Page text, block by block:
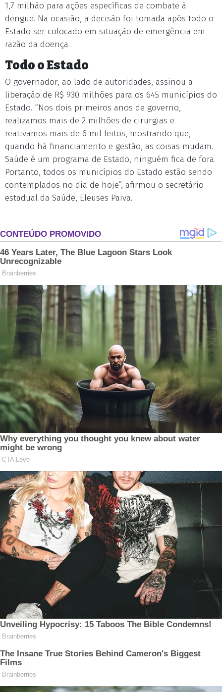
1,7 milhão para ações específicas de combate à
dengue. Na ocasião, a decisão foi tomada após todo o
Estado ser colocado em situação de emergência em
razão da doença.
Todo o Estado
O governador, ao lado de autoridades, assinou a
liberação de R$ 930 milhões para os 645 municípios do
Estado. “Nos dois primeiros anos de governo,
realizamos mais de 2 milhões de cirurgias e
reativamos mais de 6 mil leitos, mostrando que,
quando há financiamento e gestão, as coisas mudam.
Saúde é um programa de Estado, ninguém fica de fora.
Portanto, todos os municípios do Estado estão sendo
contemplados no dia de hoje”, afirmou o secretário
estadual da Saúde, Eleuses Paiva.